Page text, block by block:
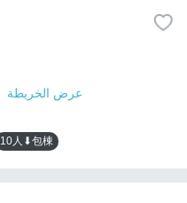
عرض الخريطة
10人⬇包棟